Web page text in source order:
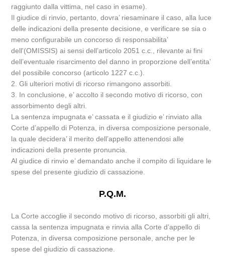
raggiunto dalla vittima, nel caso in esame).
Il giudice di rinvio, pertanto, dovra’ riesaminare il caso, alla luce
delle indicazioni della presente decisione, e verificare se sia o
meno configurabile un concorso di responsabilita’
dell'(OMISSIS) ai sensi dell’articolo 2051 c.c., rilevante ai fini
dell’eventuale risarcimento del danno in proporzione dell’entita’
del possibile concorso (articolo 1227 c.c.).
2. Gli ulteriori motivi di ricorso rimangono assorbiti.
3. In conclusione, e’ accolto il secondo motivo di ricorso, con
assorbimento degli altri.
La sentenza impugnata e’ cassata e il giudizio e’ rinviato alla
Corte d’appello di Potenza, in diversa composizione personale,
la quale decidera’ il merito dell’appello attenendosi alle
indicazioni della presente pronuncia.
Al giudice di rinvio e’ demandato anche il compito di liquidare le
spese del presente giudizio di cassazione.
P.Q.M.
La Corte accoglie il secondo motivo di ricorso, assorbiti gli altri,
cassa la sentenza impugnata e rinvia alla Corte d’appello di
Potenza, in diversa composizione personale, anche per le
spese del giudizio di cassazione.